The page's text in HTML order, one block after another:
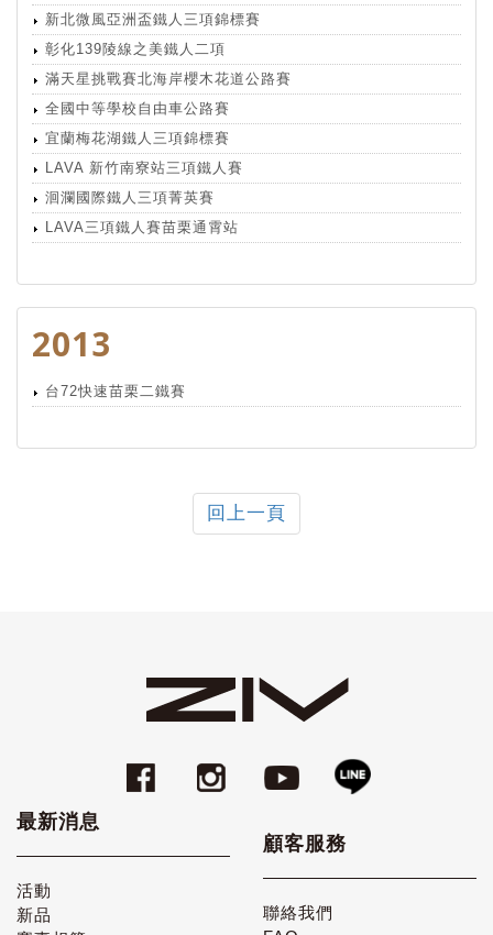
新北微風亞洲盃鐵人三項錦標賽
彰化139陵線之美鐵人二項
滿天星挑戰賽北海岸櫻木花道公路賽
全國中等學校自由車公路賽
宜蘭梅花湖鐵人三項錦標賽
LAVA 新竹南寮站三項鐵人賽
洄瀾國際鐵人三項菁英賽
LAVA三項鐵人賽苗栗通霄站
2013
台72快速苗栗二鐵賽
回上一頁
最新消息
活動
新品
顧客服務
聯絡我們